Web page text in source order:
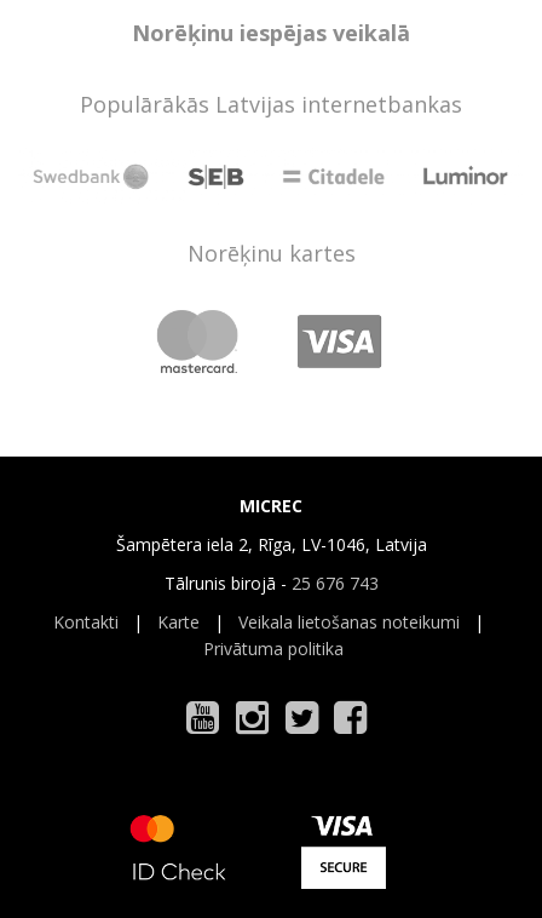
Norēķinu iespējas veikalā
Populārākās Latvijas internetbankas
Norēķinu kartes
MICREC
Šampētera iela 2, Rīga, LV-1046, Latvija
Tālrunis birojā - 25 676 743
Kontakti | Karte | Veikala lietošanas noteikumi |
Privātuma politika